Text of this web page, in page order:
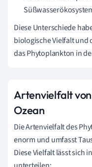
Diese Unterschiede
biologische Vielfalt
das Phytoplankton in
Artenvielfalt
Ozean
Die Artenvielfalt des
enorm und umfasst
Diese Vielfalt lässt sich